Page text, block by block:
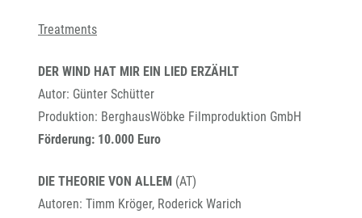
Treatments
DER WIND HAT MIR EIN LIED ERZÄHLT
Autor: Günter Schütter
Produktion: BerghausWöbke Filmproduktion GmbH
Förderung: 10.000 Euro
DIE THEORIE VON ALLEM (AT)
Autoren: Timm Kröger, Roderick Warich